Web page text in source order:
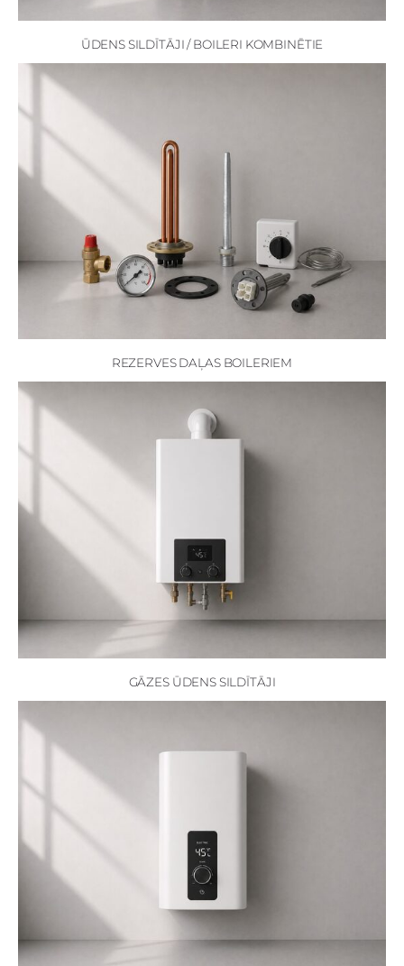
ŪDENS SILDĪTĀJI / BOILERI KOMBINĒTIE
REZERVES DAĻAS BOILERIEM
GĀZES ŪDENS SILDĪTĀJI